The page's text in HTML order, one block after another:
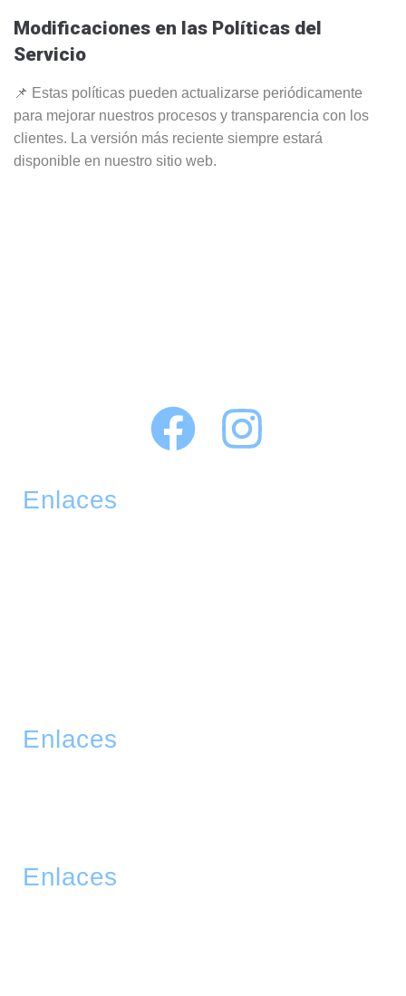
Modificaciones en las Políticas del
Servicio
📌 Estas políticas pueden actualizarse periódicamente
para mejorar nuestros procesos y transparencia con los
clientes. La versión más reciente siempre estará
disponible en nuestro sitio web.
Enlaces
Enlaces
Enlaces